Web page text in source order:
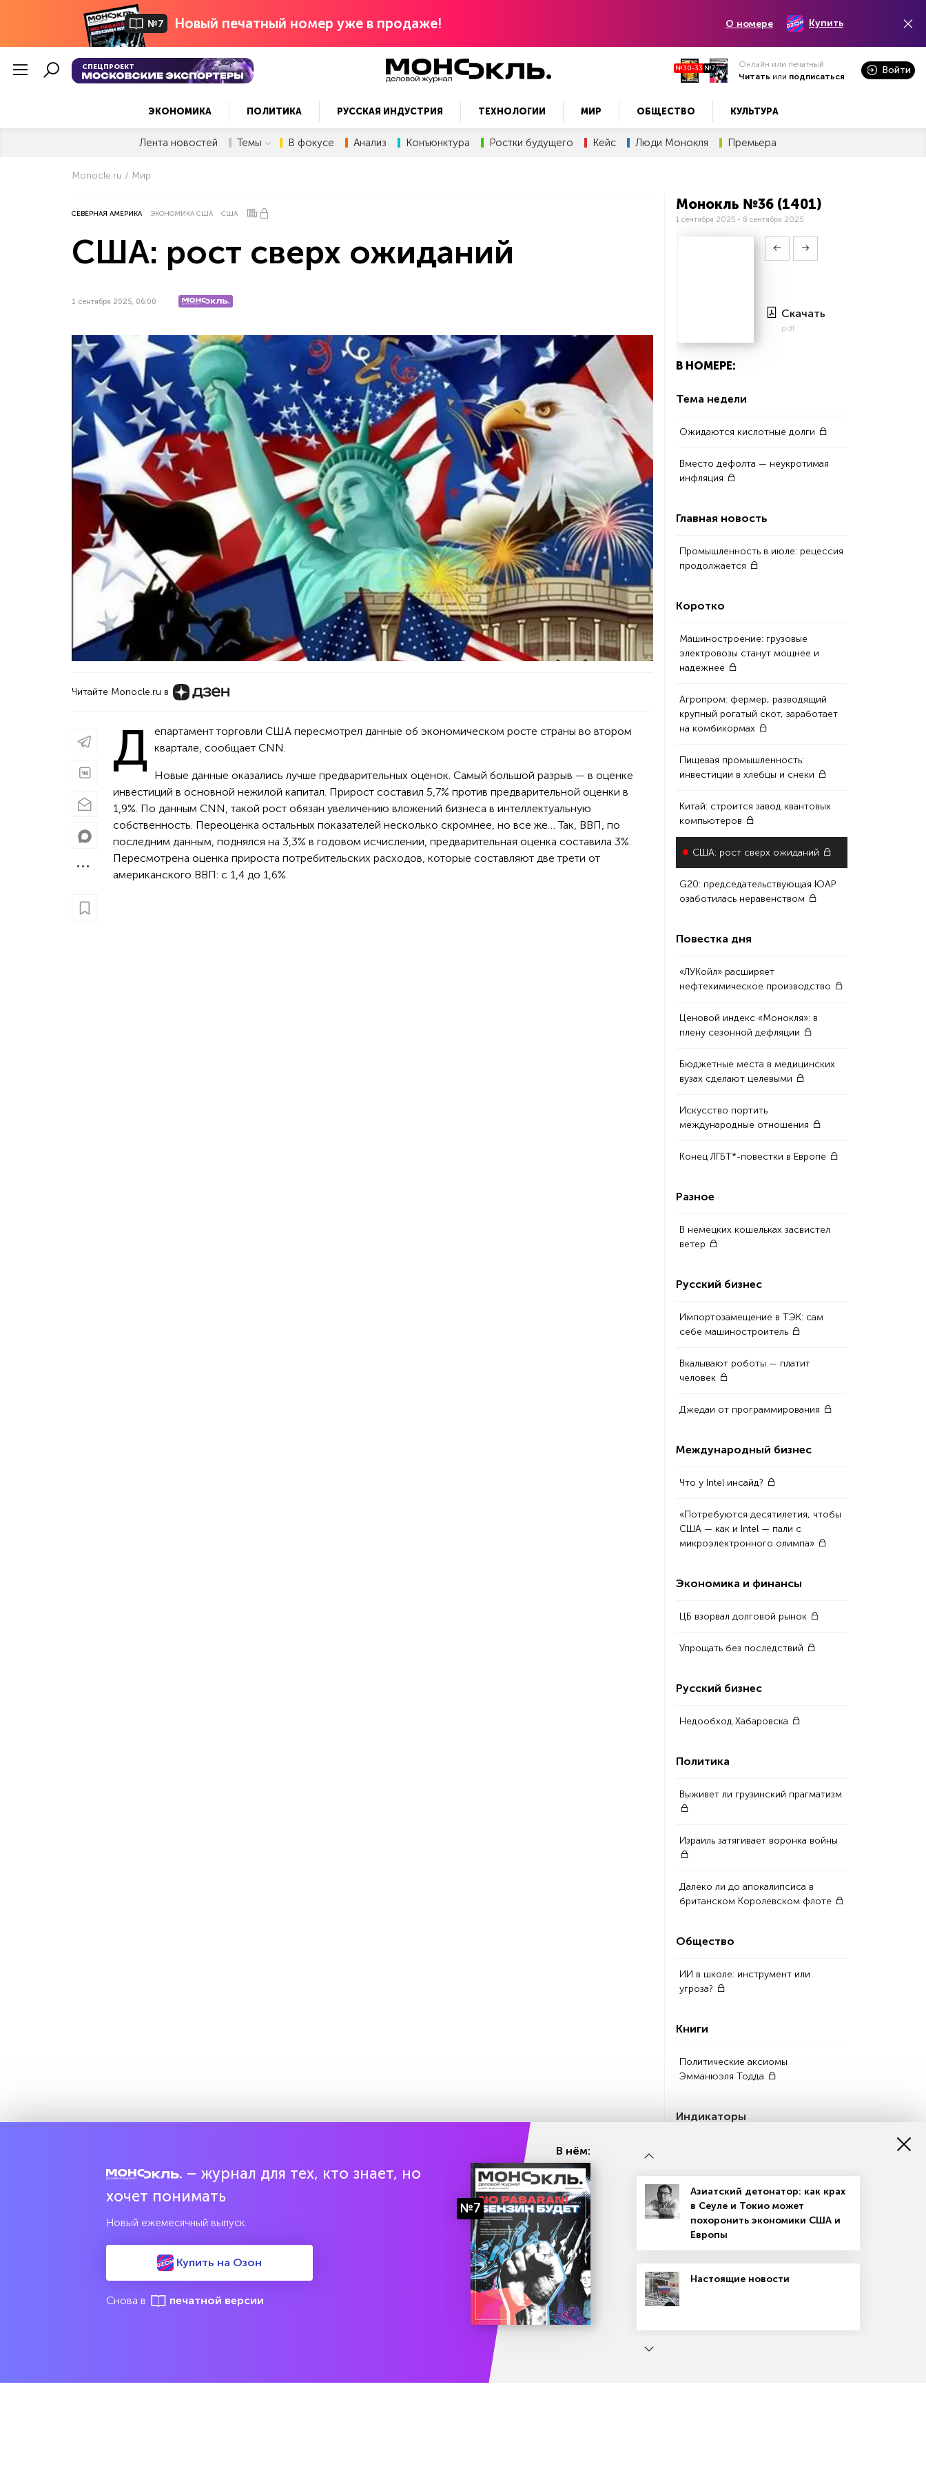
№7 Новый печатный номер уже в продаже! О номере Купить
СПЕЦПРОЕКТ №30-33 №7
Онлайн или печатный
Читать или подписаться
Войти
ЭКОНОМИКА ПОЛИТИКА РУССКАЯ ИНДУСТРИЯ ТЕХНОЛОГИИ МИР ОБЩЕСТВО КУЛЬТУРА
Лента новостей Темы В фокусе Анализ Конъюнктура Ростки будущего Кейс Люди Монокля Премьера
Monocle.ru Мир
СЕВЕРНАЯ АМЕРИКА ЭКОНОМИКА США США
США: рост сверх ожиданий
1 сентября 2025, 06:00
Читайте Monocle.ru в
Д епартамент торговли США пересмотрел данные об экономическом росте страны во втором
квартале, сообщает CNN.
Новые данные оказались лучше предварительных оценок. Самый большой разрыв — в оценке
инвестиций в основной нежилой капитал. Прирост составил 5,7% против предварительной оценки в
1,9%. По данным CNN, такой рост обязан увеличению вложений бизнеса в интеллектуальную
собственность. Переоценка остальных показателей несколько скромнее, но все же… Так, ВВП, по
последним данным, поднялся на 3,3% в годовом исчислении, предварительная оценка составила 3%.
Пересмотрена оценка прироста потребительских расходов, которые составляют две трети от
американского ВВП: с 1,4 до 1,6%.
Монокль №36 (1401)
1 сентября 2025 - 8 сентября 2025
Скачать
pdf
В НОМЕРЕ:
Тема недели
Ожидаются кислотные долги
Вместо дефолта — неукротимая
инфляция
Главная новость
Промышленность в июле: рецессия
продолжается
Коротко
Машиностроение: грузовые
электровозы станут мощнее и
надежнее
Агропром: фермер, разводящий
крупный рогатый скот, заработает
на комбикормах
Пищевая промышленность:
инвестиции в хлебцы и снеки
Китай: строится завод квантовых
компьютеров
США: рост сверх ожиданий
G20: председательствующая ЮАР
озаботилась неравенством
Повестка дня
«ЛУКойл» расширяет
нефтехимическое производство
Ценовой индекс «Монокля»: в
плену сезонной дефляции
Бюджетные места в медицинских
вузах сделают целевыми
Искусство портить
международные отношения
Конец ЛГБТ*-повестки в Европе
Разное
В немецких кошельках засвистел
ветер
Русский бизнес
Импортозамещение в ТЭК: сам
себе машиностроитель
Вкалывают роботы — платит
человек
Джедаи от программирования
Международный бизнес
Что у Intel инсайд?
«Потребуются десятилетия, чтобы
США — как и Intel — пали с
микроэлектронного олимпа»
Экономика и финансы
ЦБ взорвал долговой рынок
Упрощать без последствий
Русский бизнес
Недообход Хабаровска
Политика
Выживет ли грузинский прагматизм
Израиль затягивает воронка войны
Далеко ли до апокалипсиса в
британском Королевском флоте
Общество
ИИ в школе: инструмент или
угроза?
Книги
Политические аксиомы
Эмманюэля Тодда
Индикаторы
Месяц подписки бесплатно
– журнал для тех, кто знает, но
хочет понимать
Новый ежемесячный выпуск.
Купить на Озон
Снова в печатной версии
В нём:
№7
Азиатский детонатор: как крах
в Сеуле и Токио может
похоронить экономики США и
Европы
Настоящие новости